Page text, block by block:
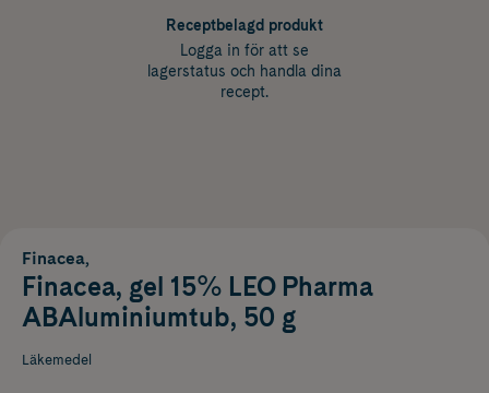
Receptbelagd produkt
Logga in för att se
lagerstatus och handla dina
recept.
Finacea,
Finacea, gel 15% LEO Pharma
ABAluminiumtub, 50 g
Läkemedel